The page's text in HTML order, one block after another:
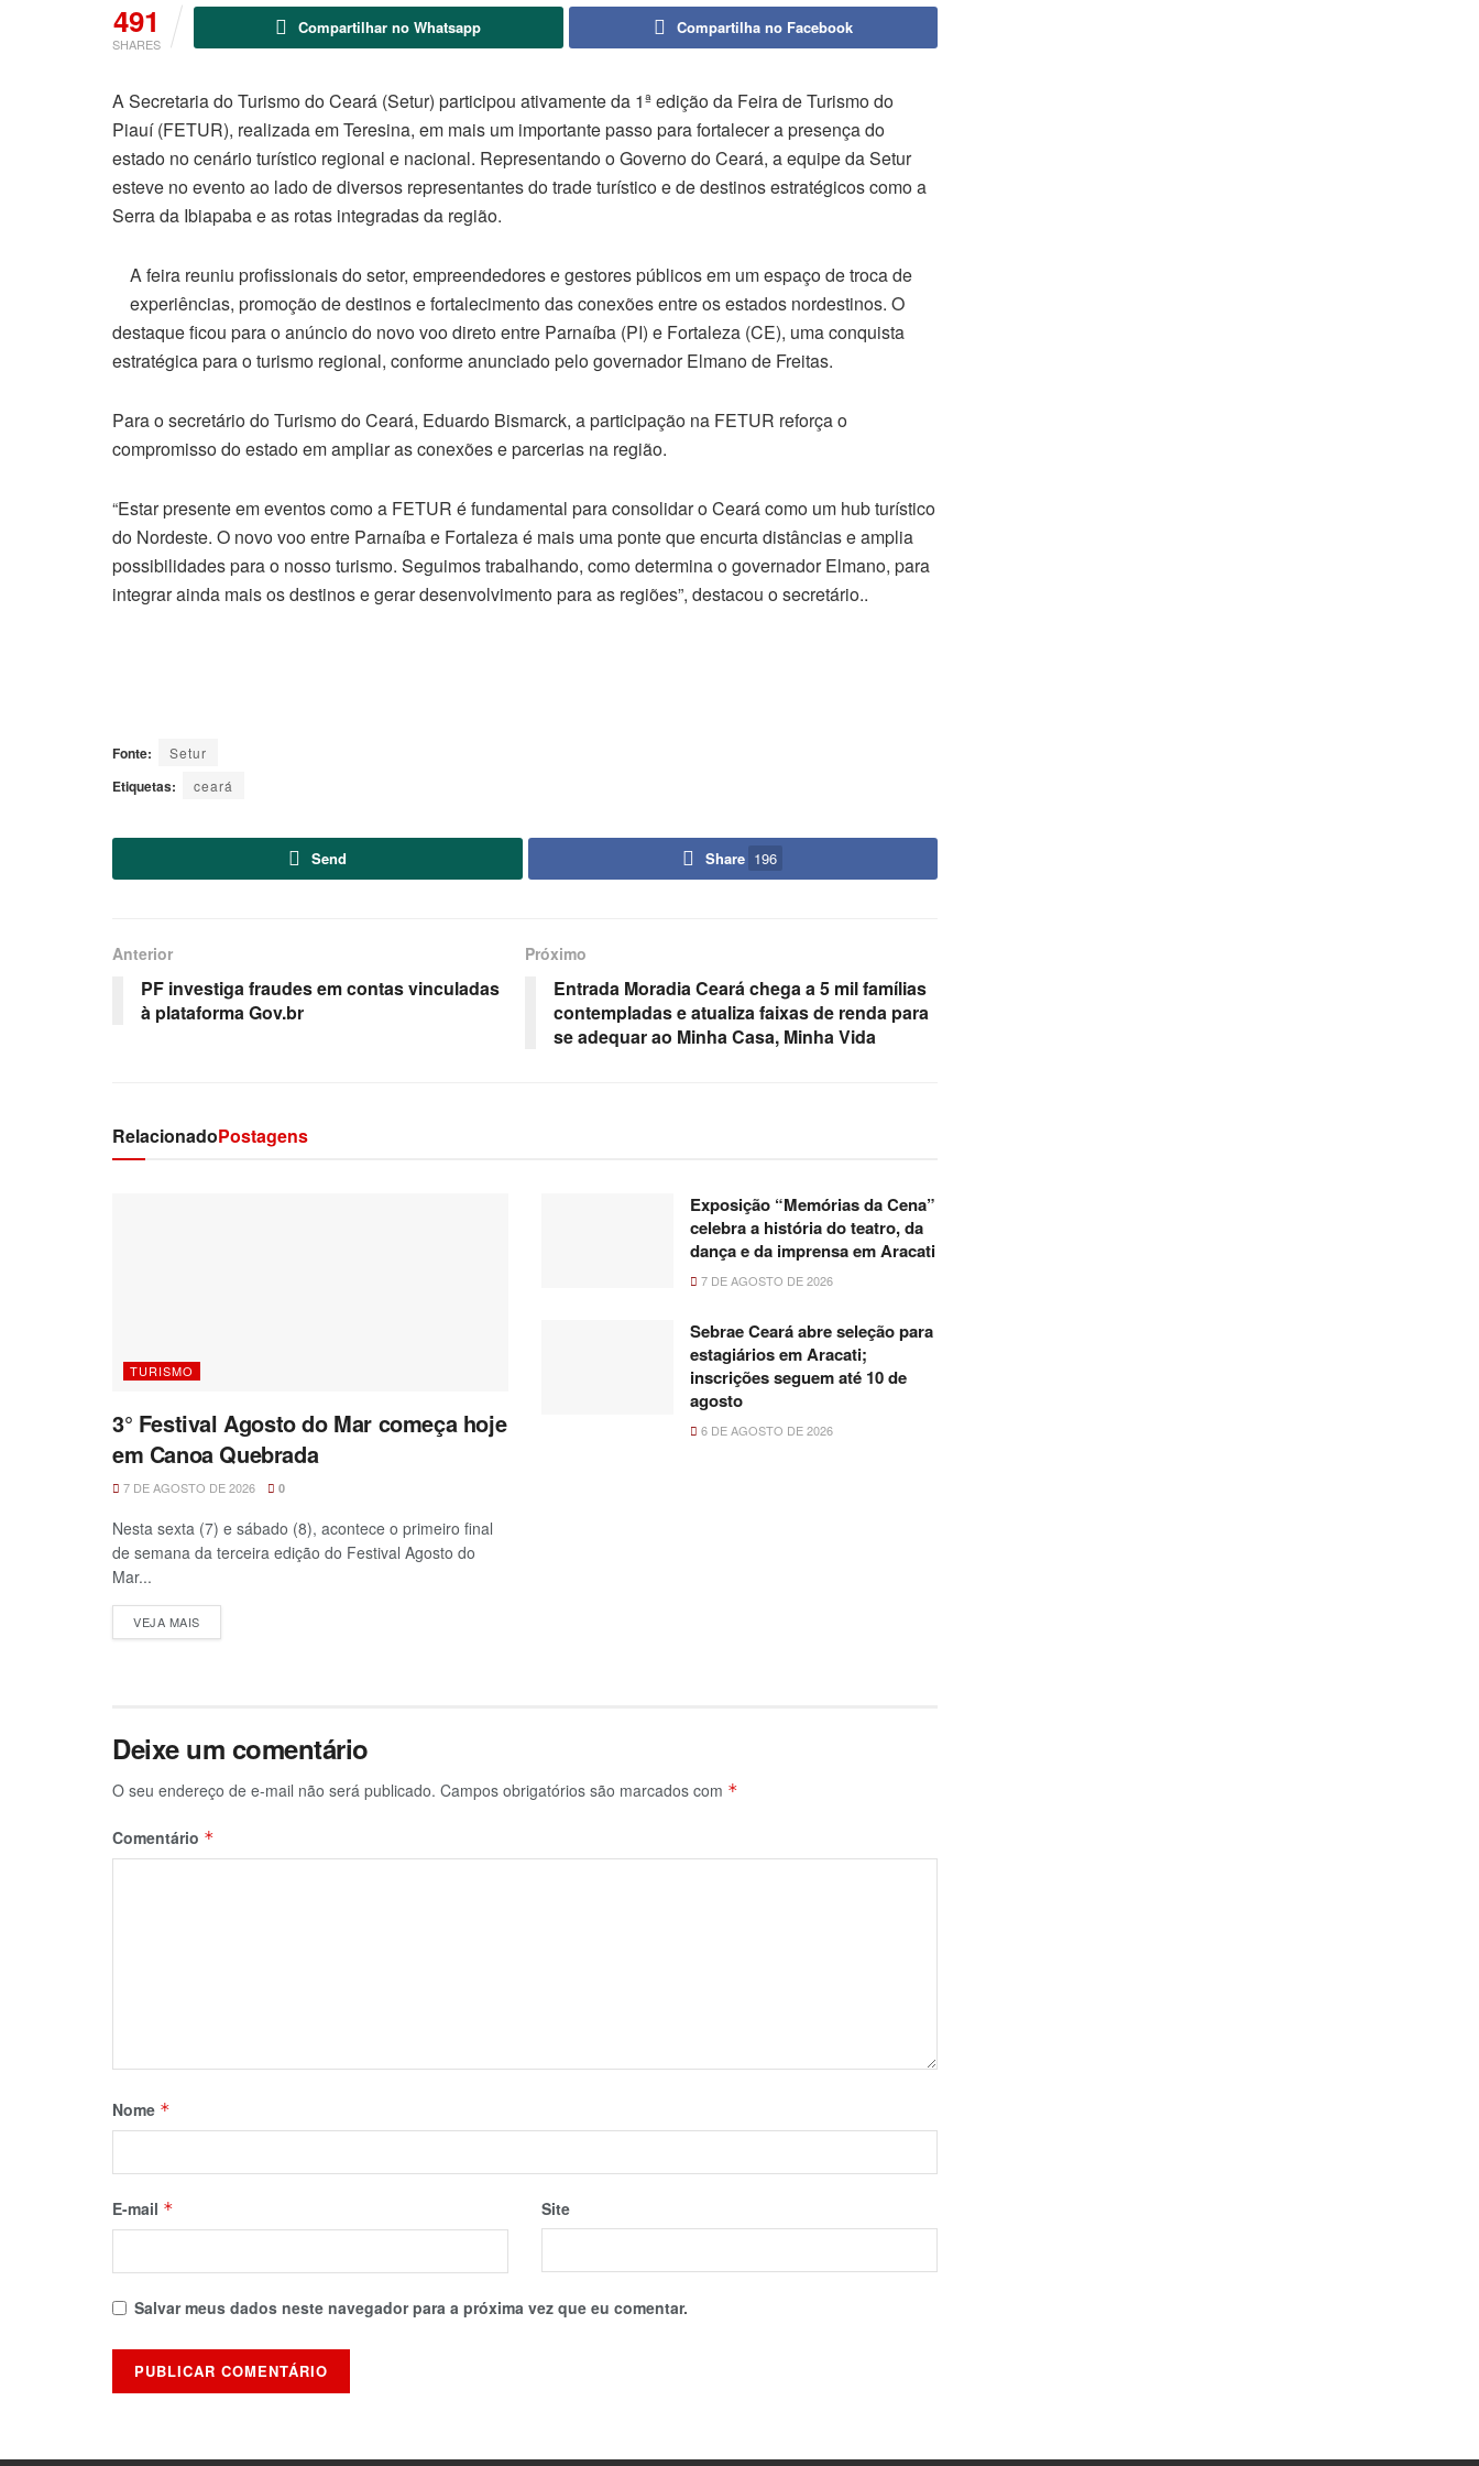
491
SHARES
Compartilhar no Whatsapp Compartilha no Facebook
A Secretaria do Turismo do Ceará (Setur) participou ativamente da 1ª edição da Feira de Turismo do
Piauí (FETUR), realizada em Teresina, em mais um importante passo para fortalecer a presença do
estado no cenário turístico regional e nacional. Representando o Governo do Ceará, a equipe da Setur
esteve no evento ao lado de diversos representantes do trade turístico e de destinos estratégicos como a
Serra da Ibiapaba e as rotas integradas da região.
A feira reuniu profissionais do setor, empreendedores e gestores públicos em um espaço de troca de
experiências, promoção de destinos e fortalecimento das conexões entre os estados nordestinos. O
destaque ficou para o anúncio do novo voo direto entre Parnaíba (PI) e Fortaleza (CE), uma conquista
estratégica para o turismo regional, conforme anunciado pelo governador Elmano de Freitas.
Para o secretário do Turismo do Ceará, Eduardo Bismarck, a participação na FETUR reforça o
compromisso do estado em ampliar as conexões e parcerias na região.
“Estar presente em eventos como a FETUR é fundamental para consolidar o Ceará como um hub turístico
do Nordeste. O novo voo entre Parnaíba e Fortaleza é mais uma ponte que encurta distâncias e amplia
possibilidades para o nosso turismo. Seguimos trabalhando, como determina o governador Elmano, para
integrar ainda mais os destinos e gerar desenvolvimento para as regiões”, destacou o secretário..
Fonte: Setur
Etiquetas: ceará
Send Share 196
Anterior
PF investiga fraudes em contas vinculadas
à plataforma Gov.br
Próximo
Entrada Moradia Ceará chega a 5 mil famílias
contempladas e atualiza faixas de renda para
se adequar ao Minha Casa, Minha Vida
RelacionadoPostagens
TURISMO
3° Festival Agosto do Mar começa hoje
em Canoa Quebrada
7 DE AGOSTO DE 2026 0
Nesta sexta (7) e sábado (8), acontece o primeiro final
de semana da terceira edição do Festival Agosto do
Mar...
VEJA MAIS
Exposição “Memórias da Cena”
celebra a história do teatro, da
dança e da imprensa em Aracati
7 DE AGOSTO DE 2026
Sebrae Ceará abre seleção para
estagiários em Aracati;
inscrições seguem até 10 de
agosto
6 DE AGOSTO DE 2026
Deixe um comentário
O seu endereço de e-mail não será publicado. Campos obrigatórios são marcados com *
Comentário *
Nome *
E-mail * Site
Salvar meus dados neste navegador para a próxima vez que eu comentar.